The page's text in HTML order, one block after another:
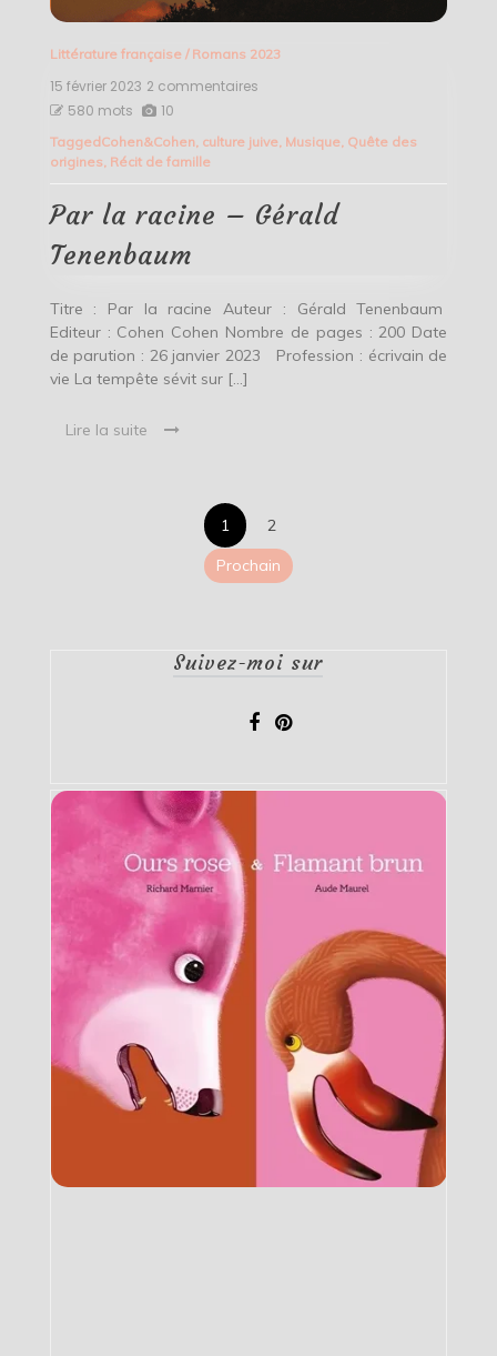
Littérature française/ Romans 2023
15 février 2023 2 commentaires
racine
Tenenbaum
580 mots 10
TaggedCohen&Cohen, culture juive, Musique, Quête des
origines Récit de famille
Par la racine – Gérald
Tenenbaum
Titre : Par la racine Auteur : Gérald Tenenbaum
Editeur : Cohen Cohen Nombre de pages : 200 Date
de parution : 26 janvier 2023 Profession : écrivain de
vie La tempête sévit sur […]
Lire la suite
Pagination
des
1
2
Prochain
Suivez-moi sur